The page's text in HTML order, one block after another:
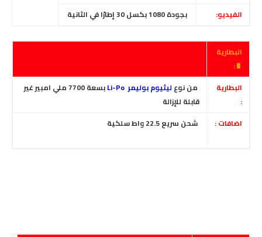
الفيديو:
بجودة
البطارية
🔋:
البطارية
:
من نوع ليثيوم بوليمر Li-Po
بسعة 7700 ملي امبير غير
قابلة للإزالة
اضافات :
شحن سريع 22.5 واط سلكية